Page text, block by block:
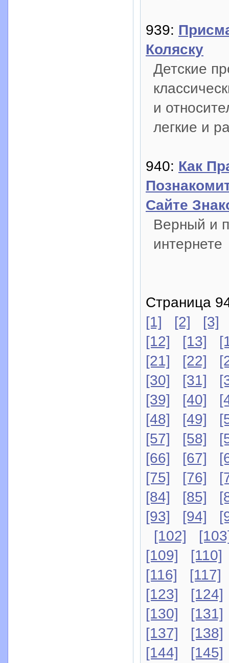
939:
Коляску
Детские
и
легкие и
940: Как
Сайте
Верный и
интернете
Страница
[1]
[2]
[3]
[12]
[13]
[21]
[22]
[30]
[31]
[39]
[40]
[48]
[49]
[57]
[58]
[66]
[67]
[75]
[76]
[84]
[85]
[93]
[94]
[102]
[109]
[110]
[116]
[117]
[123]
[124]
[130]
[131]
[137]
[138]
[144]
[145]